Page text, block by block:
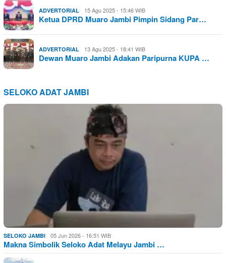
ADVERTORIAL 15 Agu 2025 - 15:46 WIB
Ketua DPRD Muaro Jambi Pimpin Sidang Par…
ADVERTORIAL 13 Agu 2025 - 18:41 WIB
Dewan Muaro Jambi Adakan Paripurna KUPA …
SELOKO ADAT JAMBI
SELOKO JAMBI 05 Jun 2026 - 16:51 WIB
Makna Simbolik Seloko Adat Melayu Jambi …